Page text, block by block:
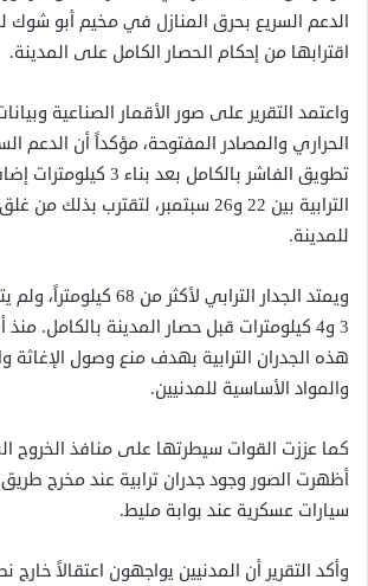
الدعم السريع بحرق المنازل في مخيم أبو شوك
اقترابها من إحكام الحصار الكامل على المدينة.
واعتمد التقرير على صور الأقمار الصناعية
الحراري والمصادر المفتوحة، مؤكداً أن الدعم
تطويق الفاشر بالكامل بعد
الترابية بين 22 و26 سبتمبر، لتقترب
للمدينة.
ويمتد الجدار الترابي لأكثر
هذه الجدران الترابية بهدف منع وصول الإغاثة
والمواد الأساسية للمدنيين.
كما عززت القوات سيطرتها على منافذ الخروج
أظهرت الصور وجود جدران ترابية عند مخرج
سيارات عسكرية عند بوابة مليط.
وأكد التقرير أن المدنيين يواجهون اعتقالاً خارج